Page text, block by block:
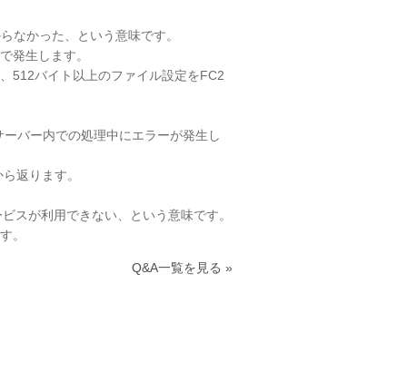
かった、という意味です。
発生します。
512バイト以上のファイル設定をFC2
バー内での処理中にエラーが発生し
返ります。
スが利用できない、という意味です。
。
Q&A一覧を見る »